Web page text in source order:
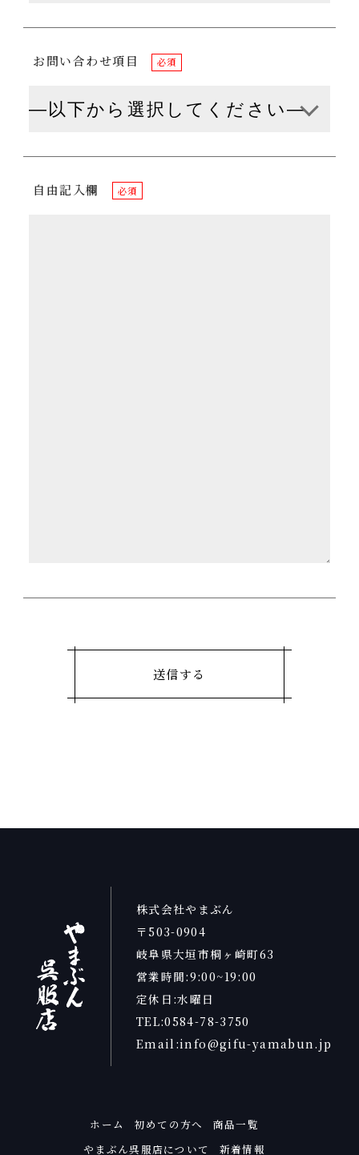
お問い合わせ項目 必須
自由記入欄 必須
株式会社やまぶん
〒503-0904
岐阜県大垣市桐ヶ崎町63
営業時間:9:00~19:00
定休日:水曜日
TEL:0584-78-3750
Email:info@gifu-yamabun.jp
ホーム 初めての方へ
商品一覧
やまぶん呉服店について
新着情報